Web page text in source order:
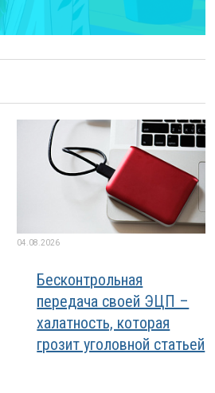
04.08.2026
Бесконтрольная
передача своей ЭЦП –
халатность, которая
грозит уголовной статьей